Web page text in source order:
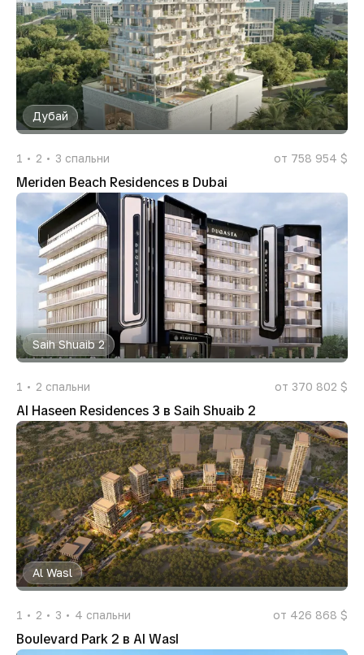
Дубай
1 2 3 спальни от 758 954 $
Meriden Beach Residences в Dubai
Saih Shuaib 2
1 2 спальни от 370 802 $
Al Haseen Residences 3 в Saih Shuaib 2
Al Wasl
1 2 3 4 спальни от 426 868 $
Boulevard Park 2 в Al Wasl